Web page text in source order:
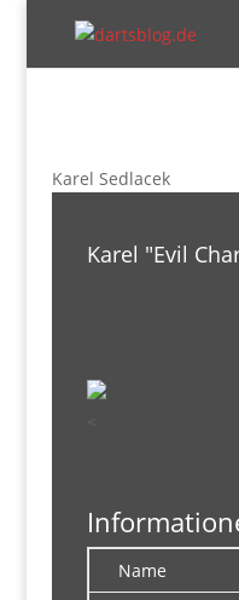
Karel Sedlacek
Karel "Evil
Name